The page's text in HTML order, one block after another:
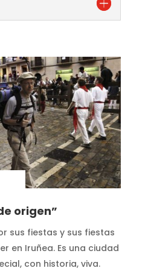
origen”
sus fiestas y sus fiestas
en Iruñea. Es una ciudad
con historia, viva.